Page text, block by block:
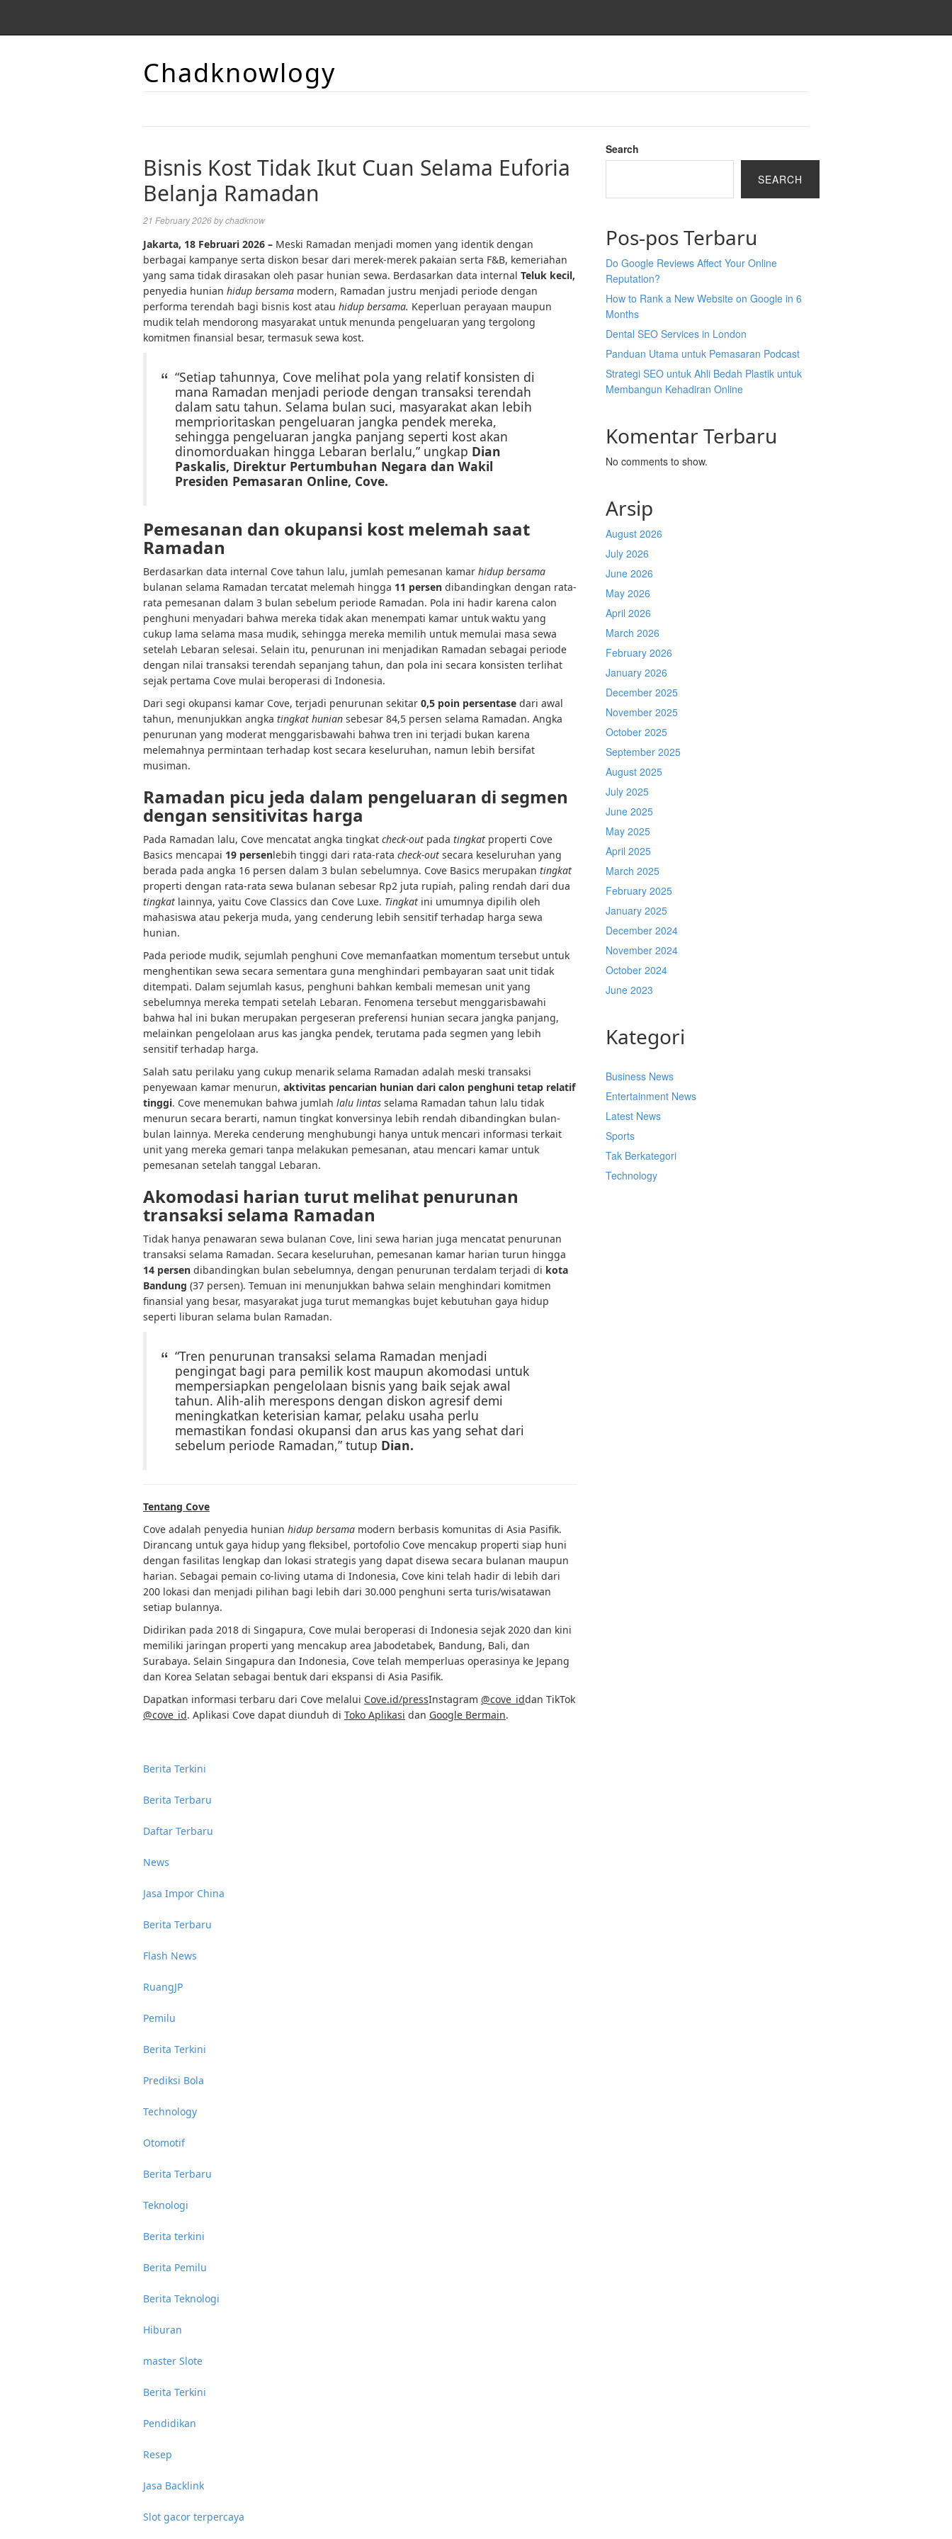
Chadknowlogy
Bisnis Kost Tidak Ikut Cuan Selama Euforia
Belanja Ramadan
21 February 2026bychadknow
Jakarta, 18 Februari 2026 – Meski Ramadan menjadi momen yang identik dengan
berbagai kampanye serta diskon besar dari merek-merek pakaian serta F&B, kemeriahan
yang sama tidak dirasakan oleh pasar hunian sewa. Berdasarkan data internal Teluk kecil,
penyedia hunian hidup bersama modern, Ramadan justru menjadi periode dengan
performa terendah bagi bisnis kost atau hidup bersama. Keperluan perayaan maupun
mudik telah mendorong masyarakat untuk menunda pengeluaran yang tergolong
komitmen finansial besar, termasuk sewa kost.
“Setiap tahunnya, Cove melihat pola yang relatif konsisten di
mana Ramadan menjadi periode dengan transaksi terendah
dalam satu tahun. Selama bulan suci, masyarakat akan lebih
memprioritaskan pengeluaran jangka pendek mereka,
sehingga pengeluaran jangka panjang seperti kost akan
dinomorduakan hingga Lebaran berlalu,” ungkap Dian
Paskalis, Direktur Pertumbuhan Negara dan Wakil
Presiden Pemasaran Online, Cove.
Pemesanan dan okupansi kost melemah saat
Ramadan
Berdasarkan data internal Cove tahun lalu, jumlah pemesanan kamar hidup bersama
bulanan selama Ramadan tercatat melemah hingga 11 persen dibandingkan dengan rata-
rata pemesanan dalam 3 bulan sebelum periode Ramadan. Pola ini hadir karena calon
penghuni menyadari bahwa mereka tidak akan menempati kamar untuk waktu yang
cukup lama selama masa mudik, sehingga mereka memilih untuk memulai masa sewa
setelah Lebaran selesai. Selain itu, penurunan ini menjadikan Ramadan sebagai periode
dengan nilai transaksi terendah sepanjang tahun, dan pola ini secara konsisten terlihat
sejak pertama Cove mulai beroperasi di Indonesia.
Dari segi okupansi kamar Cove, terjadi penurunan sekitar 0,5 poin persentase dari awal
tahun, menunjukkan angka tingkat hunian sebesar 84,5 persen selama Ramadan. Angka
penurunan yang moderat menggarisbawahi bahwa tren ini terjadi bukan karena
melemahnya permintaan terhadap kost secara keseluruhan, namun lebih bersifat
musiman.
Ramadan picu jeda dalam pengeluaran di segmen
dengan sensitivitas harga
Pada Ramadan lalu, Cove mencatat angka tingkat check-out pada tingkat properti Cove
Basics mencapai 19 persenlebih tinggi dari rata-rata check-out secara keseluruhan yang
berada pada angka 16 persen dalam 3 bulan sebelumnya. Cove Basics merupakan tingkat
properti dengan rata-rata sewa bulanan sebesar Rp2 juta rupiah, paling rendah dari dua
tingkat lainnya, yaitu Cove Classics dan Cove Luxe. Tingkat ini umumnya dipilih oleh
mahasiswa atau pekerja muda, yang cenderung lebih sensitif terhadap harga sewa
hunian.
Pada periode mudik, sejumlah penghuni Cove memanfaatkan momentum tersebut untuk
menghentikan sewa secara sementara guna menghindari pembayaran saat unit tidak
ditempati. Dalam sejumlah kasus, penghuni bahkan kembali memesan unit yang
sebelumnya mereka tempati setelah Lebaran. Fenomena tersebut menggarisbawahi
bahwa hal ini bukan merupakan pergeseran preferensi hunian secara jangka panjang,
melainkan pengelolaan arus kas jangka pendek, terutama pada segmen yang lebih
sensitif terhadap harga.
Salah satu perilaku yang cukup menarik selama Ramadan adalah meski transaksi
penyewaan kamar menurun, aktivitas pencarian hunian dari calon penghuni tetap relatif
tinggi. Cove menemukan bahwa jumlah lalu lintas selama Ramadan tahun lalu tidak
menurun secara berarti, namun tingkat konversinya lebih rendah dibandingkan bulan-
bulan lainnya. Mereka cenderung menghubungi hanya untuk mencari informasi terkait
unit yang mereka gemari tanpa melakukan pemesanan, atau mencari kamar untuk
pemesanan setelah tanggal Lebaran.
Akomodasi harian turut melihat penurunan
transaksi selama Ramadan
Tidak hanya penawaran sewa bulanan Cove, lini sewa harian juga mencatat penurunan
transaksi selama Ramadan. Secara keseluruhan, pemesanan kamar harian turun hingga
14 persen dibandingkan bulan sebelumnya, dengan penurunan terdalam terjadi di kota
Bandung (37 persen). Temuan ini menunjukkan bahwa selain menghindari komitmen
finansial yang besar, masyarakat juga turut memangkas bujet kebutuhan gaya hidup
seperti liburan selama bulan Ramadan.
“Tren penurunan transaksi selama Ramadan menjadi
pengingat bagi para pemilik kost maupun akomodasi untuk
mempersiapkan pengelolaan bisnis yang baik sejak awal
tahun. Alih-alih merespons dengan diskon agresif demi
meningkatkan keterisian kamar, pelaku usaha perlu
memastikan fondasi okupansi dan arus kas yang sehat dari
sebelum periode Ramadan,” tutup Dian.
Tentang Cove
Cove adalah penyedia hunian hidup bersama modern berbasis komunitas di Asia Pasifik.
Dirancang untuk gaya hidup yang fleksibel, portofolio Cove mencakup properti siap huni
dengan fasilitas lengkap dan lokasi strategis yang dapat disewa secara bulanan maupun
harian. Sebagai pemain co-living utama di Indonesia, Cove kini telah hadir di lebih dari
200 lokasi dan menjadi pilihan bagi lebih dari 30.000 penghuni serta turis/wisatawan
setiap bulannya.
Didirikan pada 2018 di Singapura, Cove mulai beroperasi di Indonesia sejak 2020 dan kini
memiliki jaringan properti yang mencakup area Jabodetabek, Bandung, Bali, dan
Surabaya. Selain Singapura dan Indonesia, Cove telah memperluas operasinya ke Jepang
dan Korea Selatan sebagai bentuk dari ekspansi di Asia Pasifik.
Dapatkan informasi terbaru dari Cove melalui Cove.id/pressInstagram @cove_iddan TikTok
@cove_id. Aplikasi Cove dapat diunduh di Toko Aplikasi dan Google Bermain.
Berita Terkini
Berita Terbaru
Daftar Terbaru
News
Jasa Impor China
Berita Terbaru
Flash News
RuangJP
Pemilu
Berita Terkini
Prediksi Bola
Technology
Otomotif
Berita Terbaru
Teknologi
Berita terkini
Berita Pemilu
Berita Teknologi
Hiburan
master Slote
Berita Terkini
Pendidikan
Resep
Jasa Backlink
Slot gacor terpercaya
Search
SEARCH
Pos-pos Terbaru
Do Google Reviews Affect Your Online
Reputation?
How to Rank a New Website on Google in 6
Months
Dental SEO Services in London
Panduan Utama untuk Pemasaran Podcast
Strategi SEO untuk Ahli Bedah Plastik untuk
Membangun Kehadiran Online
Komentar Terbaru
No comments to show.
Arsip
August 2026
July 2026
June 2026
May 2026
April 2026
March 2026
February 2026
January 2026
December 2025
November 2025
October 2025
September 2025
August 2025
July 2025
June 2025
May 2025
April 2025
March 2025
February 2025
January 2025
December 2024
November 2024
October 2024
June 2023
Kategori
Business News
Entertainment News
Latest News
Sports
Tak Berkategori
Technology